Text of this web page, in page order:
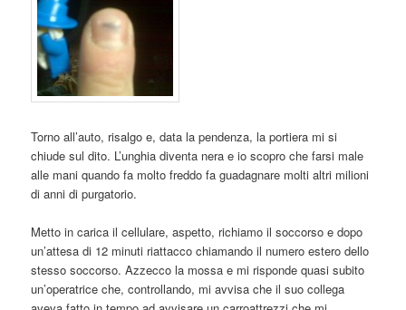
Torno all’auto, risalgo e, data la pendenza, la portiera mi si
chiude sul dito. L’unghia diventa nera e io scopro che farsi male
alle mani quando fa molto freddo fa guadagnare molti altri milioni
di anni di purgatorio.
Metto in carica il cellulare, aspetto, richiamo il soccorso e dopo
un’attesa di 12 minuti riattacco chiamando il numero estero dello
stesso soccorso. Azzecco la mossa e mi risponde quasi subito
un’operatrice che, controllando, mi avvisa che il suo collega